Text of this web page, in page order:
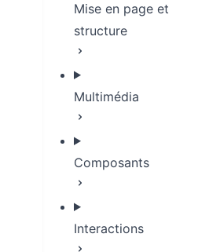
Mise en page et
structure
Multimédia
Composants
Interactions